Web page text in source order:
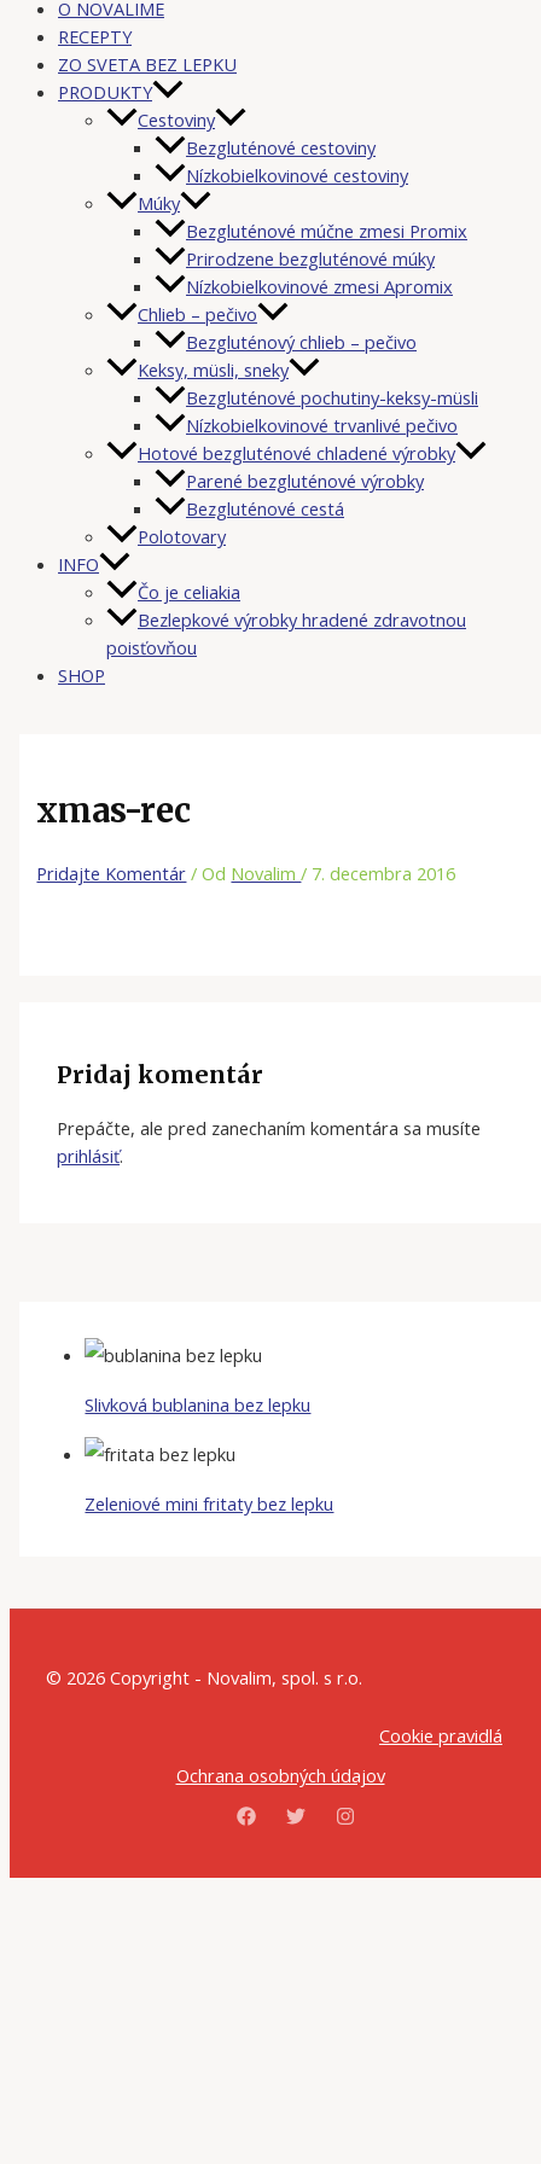
O NOVALIME
RECEPTY
ZO SVETA BEZ LEPKU
PRODUKTY
Cestoviny
Bezgluténové cestoviny
Nízkobielkovinové cestoviny
Múky
Bezgluténové múčne zmesi Promix
Prirodzene bezgluténové múky
Nízkobielkovinové zmesi Apromix
Chlieb – pečivo
Bezgluténový chlieb – pečivo
Keksy, müsli, sneky
Bezgluténové pochutiny-keksy-müsli
Nízkobielkovinové trvanlivé pečivo
Hotové bezgluténové chladené výrobky
Parené bezgluténové výrobky
Bezgluténové cestá
Polotovary
INFO
Čo je celiakia
Bezlepkové výrobky hradené zdravotnou
poisťovňou
SHOP
xmas-rec
Pridajte Komentár / Od Novalim/ 7. decembra 2016
Pridaj komentár
Prepáčte, ale pred zanechaním komentára sa musíte
prihlásiť.
Slivková bublanina bez lepku
Zeleniové mini fritaty bez lepku
© 2026 Copyright - Novalim, spol. s r.o.
Cookie pravidlá
Ochrana osobných údajov